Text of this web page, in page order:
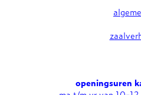
openingsuren